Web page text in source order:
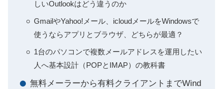
しいOutlookはどう違うのか
GmailやYahoo!メール、icloudメールをWindowsで
使うならアプリとブラウザ、どちらが最適？
1台のパソコンで複数メールアドレスを運用したい
人へ基本設計（POPとIMAP）の教科書
無料メーラーから有料クライアントまでWind